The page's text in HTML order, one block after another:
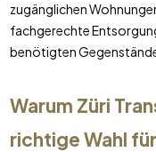
zugänglichen
fachgerechte
benötigten
Warum Züri
richtige Wahl